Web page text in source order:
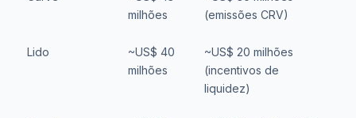
milhões
(emissões CRV)
Lido
~US$ 40
milhões
~US$ 20 milhões
(incentivos de
liquidez)